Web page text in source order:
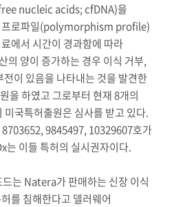
nucleic acids; cfDNA)을
프로파일(polymorphism profile)
에서 시간이 경과함에 따라
의 양이 증가하는 경우 이식 거부,
이 있음을 나타내는 것을 발견한
을 하였고 그로부터 현재 8개의
국특허출원은 심사를 받고 있다.
9845497, 10329607호가
는 이들 특허의 실시권자이다.
는 Natera가 판매하는 신장 이식
를 침해한다고 델러웨어